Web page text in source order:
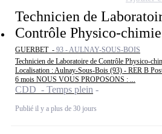
Technicien de
Contrôle Physico-
GUERBET - 93 - AULNAY-SOUS-BOIS
Technicien de Laboratoire de Contrôle Physico-
Localisation : Aulnay-Sous-Bois (93) - RER B
6 mois NOUS VOUS PROPOSONS : ...
CDD - Temps plein
Publié il y a plus de 30 jours